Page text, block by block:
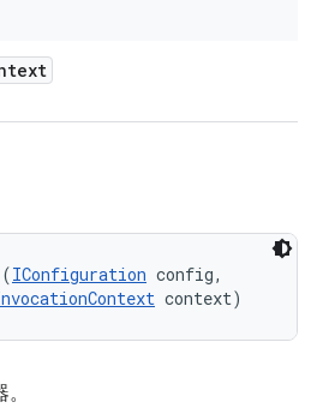
IConfiguration config,
context)